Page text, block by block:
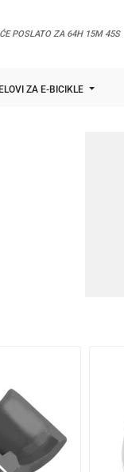
POSLATO ZA 64H 15M 44S
ZA E-BICIKLE